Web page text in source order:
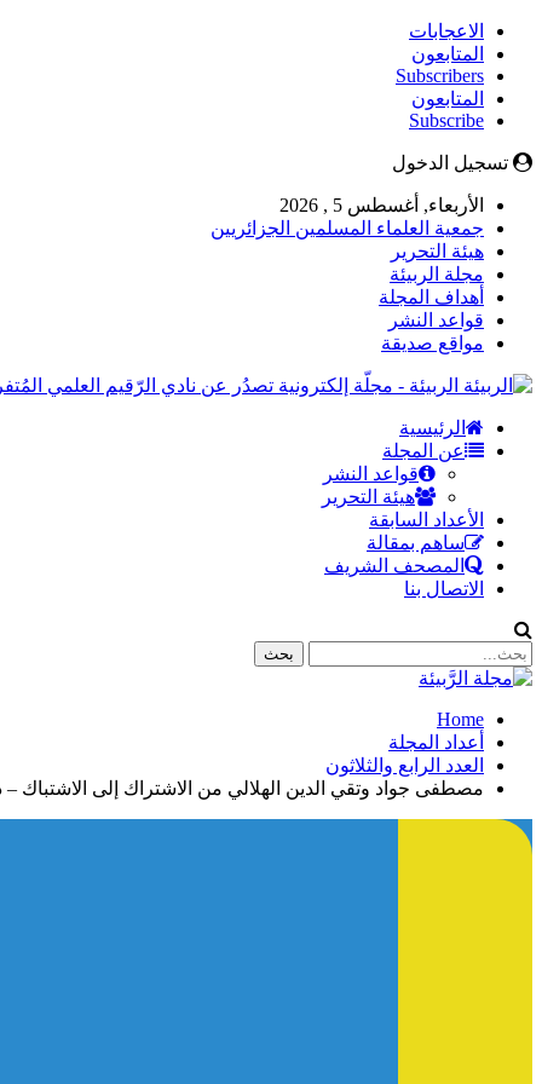
الاعجابات
المتابعون
Subscribers
المتابعون
Subscribe
تسجيل الدخول
الأربعاء, أغسطس 5 , 2026
جمعية العلماء المسلمين الجزائريين
هيئة التحرير
مجلة الربيئة
أهداف المجلة
قواعد النشر
مواقع صديقة
الربيئة - مجلّة إلكترونية تصدُر عن نادي الرّقيم العلمي
الرئيسية
عن المجلة
قواعد النشر
هيئة التحرير
الأعداد السابقة
ساهم بمقالة
المصحف الشريف
الاتصال بنا
Home
أعداد المجلة
العدد الرابع والثلاثون
مصطفى جواد وتقي الدين الهلالي من الاشتراك إلى الاشتباك